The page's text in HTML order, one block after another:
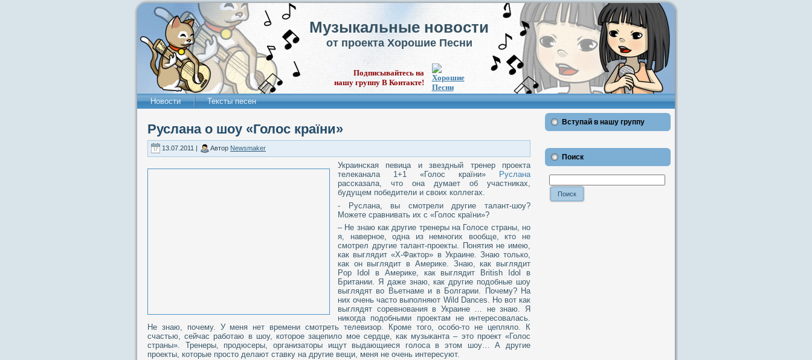
Музыкальные новости
от проекта Хорошие Песни
Подписывайтесь на
нашу группу В Контакте!
Новости Тексты песен
Руслана о шоу «Голос країни»
13.07.2011 | Автор Newsmaker
Украинская певица и звездный тренер проекта
телеканала 1+1 «Голос країни»
Руслана
рассказала, что она думает об участниках,
будущем победители и своих коллегах.
- Руслана, вы смотрели другие талант-шоу?
Можете сравнивать их с «Голос країни»?
– Не знаю как другие тренеры на Голосе страны, но
я, наверное, одна из немногих вообще, кто не
смотрел другие талант-проекты. Понятия не имею,
как выглядит «Х-Фактор» в Украине. Знаю только,
как он выглядит в Америке. Знаю, как выглядит
Pop Idol в Америке, как выглядит British Idol в
Британии. Я даже знаю, как другие подобные шоу
выглядят во Вьетнаме и в Болгарии. Почему? На
них очень часто выполняют Wild Dances. Но вот как
выглядят соревнования в Украине … не знаю. Я
никогда подобными проектам не интересовалась.
Не знаю, почему. У меня нет времени смотреть телевизор. Кроме того, особо-то не цепляло. К
счастью, сейчас работаю в шоу, которое зацепило мое сердце, как музыканта – это проект «Голос
страны». Тренеры, продюсеры, организаторы ищут выдающиеся голоса в этом шоу… А другие
проекты, которые просто делают ставку на другие вещи, меня не очень интересуют.
Вступай в нашу группу
Поиск